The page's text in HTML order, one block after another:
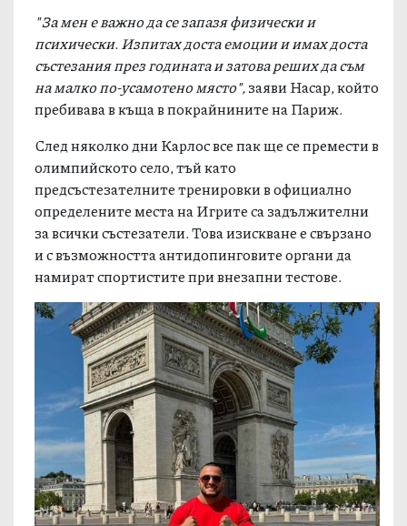
"За мен е важно да се запазя физически и
психически. Изпитах доста емоции и имах доста
състезания през годината и затова реших да съм
на малко по-усамотено място",заяви Насар, който
пребивава в къща в покрайнините на Париж.
След няколко дни Карлос все пак ще се премести в
олимпийското село, тъй като
предсъстезателните тренировки в официално
определените места на Игрите са задължителни
за всички състезатели. Това изискване е свързано
и с възможността антидопинговите органи да
намират спортистите при внезапни тестове.